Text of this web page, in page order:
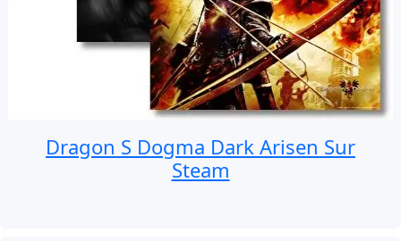
Dragon S Dogma Dark Arisen Sur
Steam